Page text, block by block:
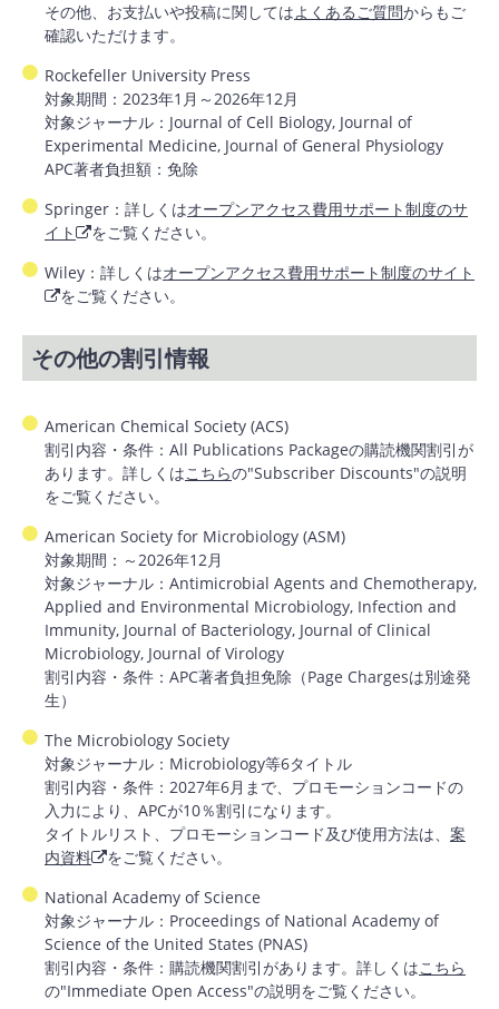
その他、お支払いや投稿に関してはよくあるご質問からもご
確認いただけます。
Rockefeller University Press
対象期間：2023年1月～2026年12月
対象ジャーナル：Journal of Cell Biology, Journal of
Experimental Medicine, Journal of General Physiology
APC著者負担額：免除
Springer：詳しくはオープンアクセス費用サポート制度のサ
イト
をご覧ください。
Wiley：詳しくはオープンアクセス費用サポート制度のサイト
をご覧ください。
その他の割引情報
American Chemical Society (ACS)
割引内容・条件：All Publications Packageの購読機関割引が
あります。詳しくはこちらの"Subscriber Discounts"の説明
をご覧ください。
American Society for Microbiology (ASM)
対象期間：～2026年12月
対象ジャーナル：Antimicrobial Agents and Chemotherapy,
Applied and Environmental Microbiology, Infection and
Immunity, Journal of Bacteriology, Journal of Clinical
Microbiology, Journal of Virology
割引内容・条件：APC著者負担免除（Page Chargesは別途発
生）
The Microbiology Society
対象ジャーナル：Microbiology等6タイトル
割引内容・条件：2027年6月まで、プロモーションコードの
入力により、APCが10％割引になります。
タイトルリスト、プロモーションコード及び使用方法は、 案
内資料
をご覧ください。
National Academy of Science
対象ジャーナル：Proceedings of National Academy of
Science of the United States (PNAS)
割引内容・条件：購読機関割引があります。詳しくはこちら
の"Immediate Open Access"の説明をご覧ください。